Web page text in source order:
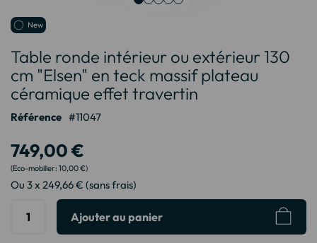
Passer
début
la
Galerie
d’images
New
Table ronde intérieur ou extérieur 130
cm "Elsen" en teck massif plateau
céramique effet travertin
Référence 11047
749,00 €
10,00 €
Ou 3 x 249,66 € (sans frais)
Ajouter au panier